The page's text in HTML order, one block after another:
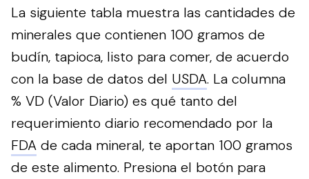
La siguiente tabla muestra las cantidades de
minerales que contienen 100 gramos de
budín, tapioca, listo para comer, de acuerdo
con la base de datos del USDA. La columna
% VD (Valor Diario) es qué tanto del
requerimiento diario recomendado por la
FDA de cada mineral, te aportan 100 gramos
de este alimento. Presiona el botón para